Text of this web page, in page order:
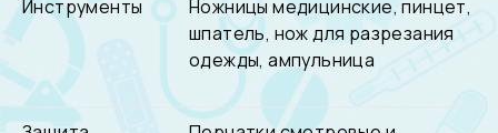
Инструменты
Ножницы медицинские, пинцет,
шпатель, нож для разрезания
одежды, ампульница